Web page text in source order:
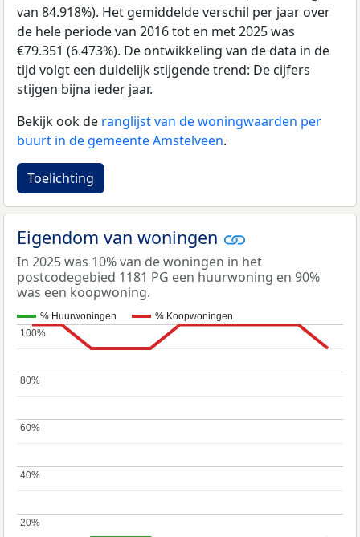
van 84.918%). Het gemiddelde verschil per jaar over
de hele periode van 2016 tot en met 2025 was
€79.351 (6.473%). De ontwikkeling van de data in de
tijd volgt een duidelijk stijgende trend: De cijfers
stijgen bijna ieder jaar.
Bekijk ook de ranglijst van de woningwaarden per
buurt in de gemeente Amstelveen.
Toelichting
Eigendom van woningen
In 2025 was 10% van de woningen in het
postcodegebied 1181 PG een huurwoning en 90%
was een koopwoning.
% Huurwoningen % Koopwoningen
20%
20%
40%
40%
60%
60%
80%
80%
100%
100%